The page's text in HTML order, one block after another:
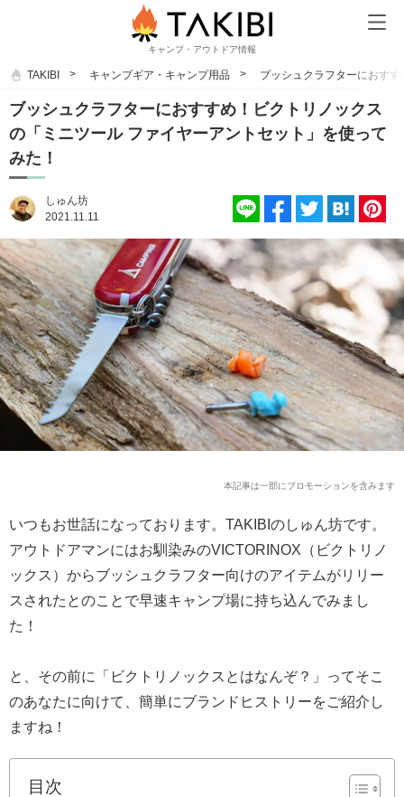
キャンプ・アウトドア情報
TAKIBI キャンプギア・キャンプ用品 ブッシュクラフターにおす
ブッシュクラフターにおすすめ！ビクトリノックス
の「ミニツール ファイヤーアントセット」を使って
みた！
しゅん坊
2021.11.11
本記事は一部にプロモーションを含みます
いつもお世話になっております。TAKIBIのしゅん坊です。
アウトドアマンにはお馴染みのVICTORINOX（ビクトリノ
ックス）からブッシュクラフター向けのアイテムがリリー
スされたとのことで早速キャンプ場に持ち込んでみまし
た！
と、その前に「ビクトリノックスとはなんぞ？」ってそこ
のあなたに向けて、簡単にブランドヒストリーをご紹介し
ますね！
目次